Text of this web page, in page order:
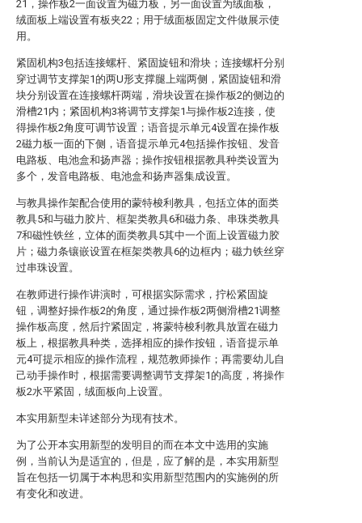
21，操作板2一面设置为磁力板，另一面设置为绒面板，
绒面板上端设置有板夹22；用于绒面板固定文件做展示使
用。
紧固机构3包括连接螺杆、紧固旋钮和滑块；连接螺杆分别
穿过调节支撑架1的两U形支撑腿上端两侧，紧固旋钮和滑
块分别设置在连接螺杆两端，滑块设置在操作板2的侧边的
滑槽21内；紧固机构3将调节支撑架1与操作板2连接，使
得操作板2角度可调节设置；语音提示单元4设置在操作板
2磁力板一面的下侧，语音提示单元4包括操作按钮、发音
电路板、电池盒和扬声器；操作按钮根据教具种类设置为
多个，发音电路板、电池盒和扬声器集成设置。
与教具操作架配合使用的蒙特梭利教具，包括立体的面类
教具5和与磁力胶片、框架类教具6和磁力条、串珠类教具
7和磁性铁丝，立体的面类教具5其中一个面上设置磁力胶
片；磁力条镶嵌设置在框架类教具6的边框内；磁力铁丝穿
过串珠设置。
在教师进行操作讲演时，可根据实际需求，拧松紧固旋
钮，调整好操作板2的角度，通过操作板2两侧滑槽21调整
操作板高度，然后拧紧固定，将蒙特梭利教具放置在磁力
板上，根据教具种类，选择相应的操作按钮，语音提示单
元4可提示相应的操作流程，规范教师操作；再需要幼儿自
己动手操作时，根据需要调整调节支撑架1的高度，将操作
板2水平紧固，绒面板向上设置。
本实用新型未详述部分为现有技术。
为了公开本实用新型的发明目的而在本文中选用的实施
例，当前认为是适宜的，但是，应了解的是，本实用新型
旨在包括一切属于本构思和实用新型范围内的实施例的所
有变化和改进。